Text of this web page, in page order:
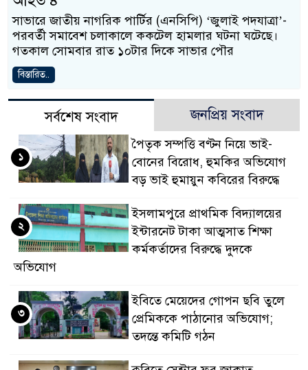
সাভারে জাতীয় নাগরিক পার্টির (এনসিপি) ‘জুলাই পদযাত্রা’-
পরবর্তী সমাবেশ চলাকালে ককটেল হামলার ঘটনা ঘটেছে।
গতকাল সোমবার রাত ১০টার দিকে সাভার পৌর
বিস্তারিত..
সর্বশেষ সংবাদ জনপ্রিয় সংবাদ
পৈতৃক সম্পত্তি বণ্টন নিয়ে ভাই-
বোনের বিরোধ, হুমকির অভিযোগ
বড় ভাই হুমায়ুন কবিরের বিরুদ্ধে
১
​ইসলামপুরে প্রাথমিক বিদ্যালয়ের
ইন্টারনেট টাকা আত্মসাত শিক্ষা
কর্মকর্তাদের বিরুদ্ধে দুদকে
অভিযোগ
২
ইবিতে মেয়েদের গোপন ছবি তুলে
প্রেমিককে পাঠানোর অভিযোগ;
তদন্তে কমিটি গঠন
৩